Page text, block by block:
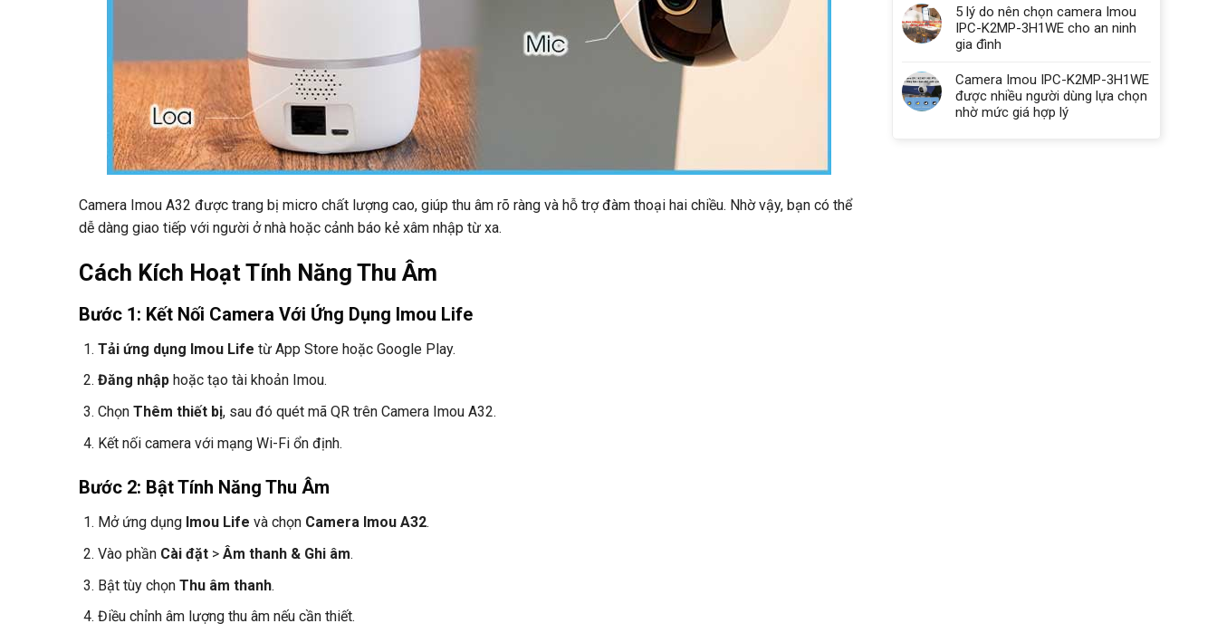
Camera Imou A32 được trang bị micro chất lượng cao, giúp thu âm rõ ràng và hỗ trợ đàm thoại hai chiều. Nhờ vậy, bạn có thể
dễ dàng giao tiếp với người ở nhà hoặc cảnh báo kẻ xâm nhập từ xa.
Cách Kích Hoạt Tính Năng Thu Âm
Bước 1: Kết Nối Camera Với Ứng Dụng Imou Life
Tải ứng dụng Imou Life từ App Store hoặc Google Play.
Đăng nhậphoặc tạo tài khoản Imou.
Chọn Thêm thiết bị, sau đó quét mã QR trên Camera Imou A32.
Kết nối camera với mạng Wi-Fi ổn định.
Bước 2: Bật Tính Năng Thu Âm
Mở ứng dụng Imou Life và chọn Camera Imou A32.
Vào phần Cài đặt> Âm thanh & Ghi âm.
Bật tùy chọn Thu âm thanh.
Điều chỉnh âm lượng thu âm nếu cần thiết.
5 lý do nên chọn camera Imou
IPC-K2MP-3H1WE cho an ninh
gia đình
Camera Imou IPC-K2MP-3H1WE
được nhiều người dùng lựa chọn
nhờ mức giá hợp lý